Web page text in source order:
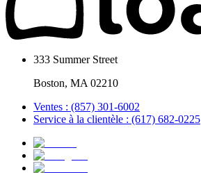
333 Summer Street
Boston, MA 02210
Ventes : (857) 301-6002
Service à la clientèle : (617) 682-0225